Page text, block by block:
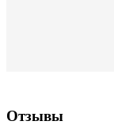
Отзывы